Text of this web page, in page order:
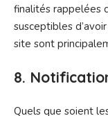
finalités rappelées
susceptibles
site sont
8.
Quels que soient